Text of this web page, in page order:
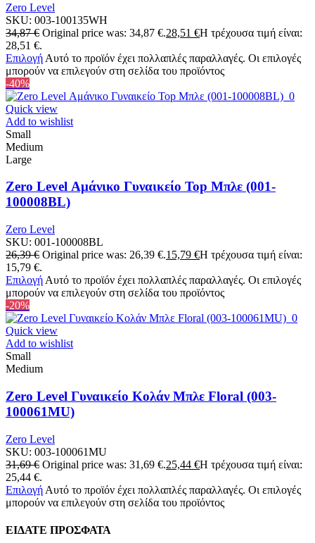
Zero Level
SKU: 003-100135WH
34,87€ Original price was: 34,87 €.28,51 €Η τρέχουσα τιμή είναι:
28,51 €.
Επιλογή Αυτό το προϊόν έχει πολλαπλές παραλλαγές. Οι επιλογές
μπορούν να επιλεγούν στη σελίδα του προϊόντος
-40%
Quick view
Add to wishlist
Small
Medium
Large
Zero Level Αμάνικο Γυναικείο Top Μπλε (001-
100008BL)
Zero Level
SKU: 001-100008BL
26,39€ Original price was: 26,39 €.15,79 €Η τρέχουσα τιμή είναι:
15,79 €.
Επιλογή Αυτό το προϊόν έχει πολλαπλές παραλλαγές. Οι επιλογές
μπορούν να επιλεγούν στη σελίδα του προϊόντος
-20%
Quick view
Add to wishlist
Small
Medium
Zero Level Γυναικείο Κολάν Μπλε Floral (003-
100061MU)
Zero Level
SKU: 003-100061MU
31,69€ Original price was: 31,69 €.25,44 €Η τρέχουσα τιμή είναι:
25,44 €.
Επιλογή Αυτό το προϊόν έχει πολλαπλές παραλλαγές. Οι επιλογές
μπορούν να επιλεγούν στη σελίδα του προϊόντος
ΕΙΔΑΤΕ ΠΡΟΣΦΑΤΑ